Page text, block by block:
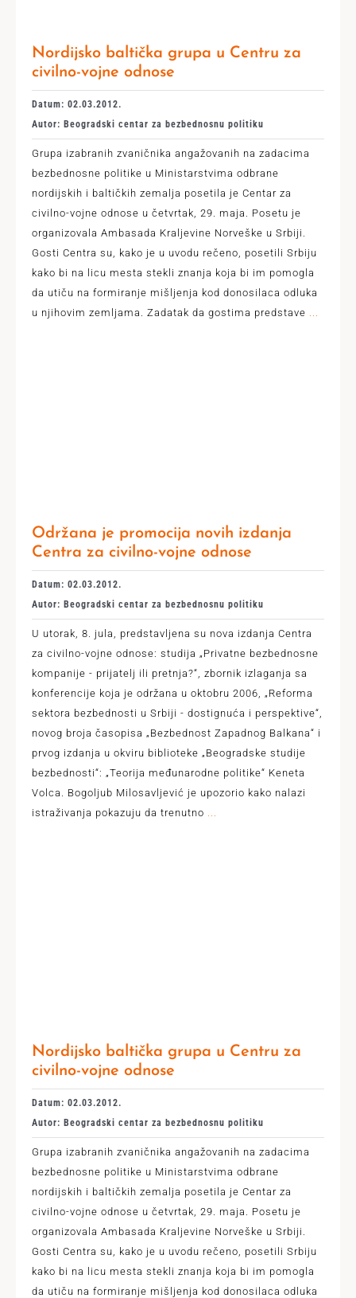
Nordijsko baltička grupa u Centru za
civilno-vojne odnose
Datum: 02.03.2012.
Autor: Beogradski centar za bezbednosnu politiku
Grupa izabranih zvaničnika angažovanih na zadacima
bezbednosne politike u Ministarstvima odbrane
nordijskih i baltičkih zemalja posetila je Centar za
civilno-vojne odnose u četvrtak, 29. maja. Posetu je
organizovala Ambasada Kraljevine Norveške u Srbiji.
Gosti Centra su, kako je u uvodu rečeno, posetili Srbiju
kako bi na licu mesta stekli znanja koja bi im pomogla
da utiču na formiranje mišljenja kod donosilaca odluka
u njihovim zemljama. Zadatak da gostima predstave ...
Održana je promocija novih izdanja
Centra za civilno-vojne odnose
Datum: 02.03.2012.
Autor: Beogradski centar za bezbednosnu politiku
U utorak, 8. jula, predstavljena su nova izdanja Centra
za civilno-vojne odnose: studija „Privatne bezbednosne
kompanije - prijatelj ili pretnja?“, zbornik izlaganja sa
konferencije koja je održana u oktobru 2006, „Reforma
sektora bezbednosti u Srbiji - dostignuća i perspektive“,
novog broja časopisa „Bezbednost Zapadnog Balkana“ i
prvog izdanja u okviru biblioteke „Beogradske studije
bezbednosti“: „Teorija međunarodne politike“ Keneta
Volca. Bogoljub Milosavljević je upozorio kako nalazi
istraživanja pokazuju da trenutno ...
Nordijsko baltička grupa u Centru za
civilno-vojne odnose
Datum: 02.03.2012.
Autor: Beogradski centar za bezbednosnu politiku
Grupa izabranih zvaničnika angažovanih na zadacima
bezbednosne politike u Ministarstvima odbrane
nordijskih i baltičkih zemalja posetila je Centar za
civilno-vojne odnose u četvrtak, 29. maja. Posetu je
organizovala Ambasada Kraljevine Norveške u Srbiji.
Gosti Centra su, kako je u uvodu rečeno, posetili Srbiju
kako bi na licu mesta stekli znanja koja bi im pomogla
da utiču na formiranje mišljenja kod donosilaca odluka